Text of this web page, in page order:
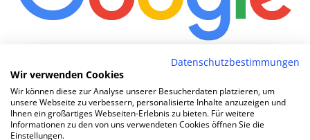
Wie kom|
TOP SEO DURCH DYNAMISCHE INHALTE
SEO-Agentur Weiden (Oberpfalz) ?
Datenschutzbestimmungen
Wir verwenden Cookies
Wir können diese zur Analyse unserer Besucherdaten platzieren, um
unsere Webseite zu verbessern, personalisierte Inhalte anzuzeigen und
Ihnen ein großartiges Webseiten-Erlebnis zu bieten. Für weitere
Informationen zu den von uns verwendeten Cookies öffnen Sie die
Einstellungen.